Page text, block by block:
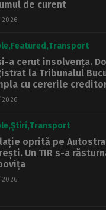
de curent
Featured Transport
a cerut insolvența.
la Tribunalul
cu cererile
Știri Transport
oprită pe
Un TIR s-a